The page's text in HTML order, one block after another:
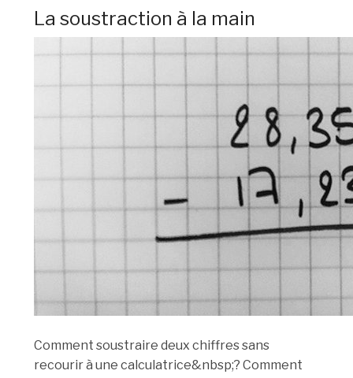
La soustraction à la main
Comment soustraire deux chiffres sans
recourir à une calculatrice&nbsp;? Comment